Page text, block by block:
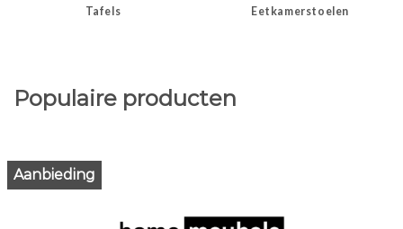
Tafels Eetkamerstoelen
Populaire producten
Aanbieding